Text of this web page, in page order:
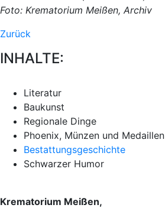
Foto: Krematorium Meißen, Archiv
Zurück
INHALTE:
Literatur
Baukunst
Regionale Dinge
Phoenix, Münzen und Medaillen
Bestattungsgeschichte
Schwarzer Humor
Krematorium Meißen,